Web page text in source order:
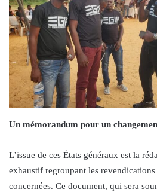
Un mémorandum pour un
L’issue de ces États généraux est la
exhaustif regroupant les
concernées. Ce document, qui sera